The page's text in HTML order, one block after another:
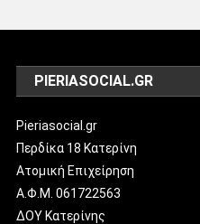
PIERIASOCIAL.GR
Pieriasocial.gr
Περδίκα 18 Κατερίνη
Ατομική Επιχείρηση
Α.Φ.Μ. 061722563
ΔΟΥ Κατερίνης